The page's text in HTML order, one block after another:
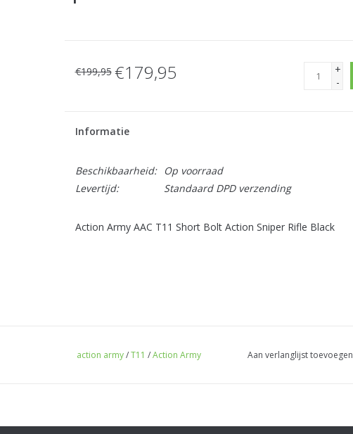
€199,95 €179,95
+
-
Informatie
Beschikbaarheid:
Op voorraad
Levertijd:
Standaard DPD verzending
Action Army AAC T11 Short Bolt Action Sniper Rifle Black
action army/T11 /Action Army Aan verlanglijst toevoegen